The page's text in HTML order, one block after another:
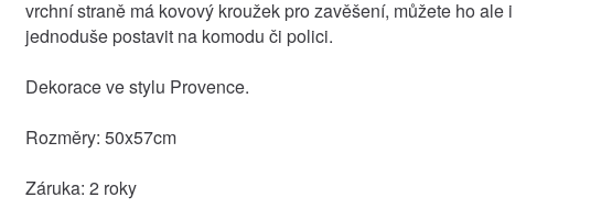
vrchní straně má kovový kroužek pro zavěšení, můžete ho ale i
jednoduše postavit na komodu či polici.
Dekorace ve stylu Provence.
Rozměry: 50x57cm
Záruka: 2 roky